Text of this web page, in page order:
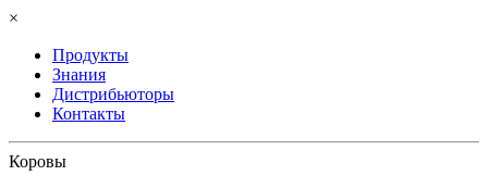
×
Продукты
Знания
Дистрибьюторы
Контакты
Коровы